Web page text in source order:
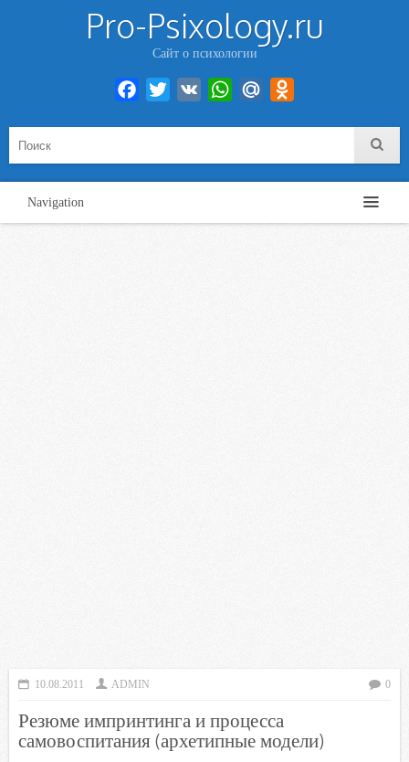
Pro-Psixology.ru
Сайт о психологии
Facebook
Twitter VK WhatsAppMail.Ru
Navigation
10.08.2011 ADMIN 0
Резюме импринтинга и процесса
самовоспитания (архетипные модели)